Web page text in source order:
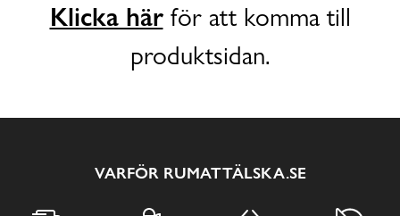
Klicka härför att komma till
produktsidan.
VARFÖR RUMATTÄLSKA.SE